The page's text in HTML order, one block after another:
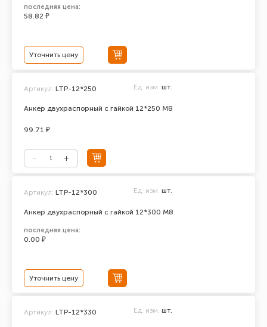
последняя цена:
58.82 ₽
Уточнить цену
Анкер двухраспорный с гайкой 12*250 М8
Артикул: LTP-12*250 Ед. изм. шт.
99.71 ₽
Анкер двухраспорный с гайкой 12*300 М8
Артикул: LTP-12*300 Ед. изм. шт.
последняя цена:
0.00 ₽
Уточнить цену
Артикул: LTP-12*330 Ед. изм. шт.